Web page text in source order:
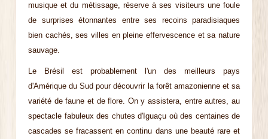
musique et du métissage, réserve à ses visiteurs une foule
de surprises étonnantes entre ses recoins paradisiaques
bien cachés, ses villes en pleine effervescence et sa nature
sauvage.
Le Brésil est probablement l'un des meilleurs pays
d'Amérique du Sud pour découvrir la forêt amazonienne et sa
variété de faune et de flore. On y assistera, entre autres, au
spectacle fabuleux des chutes d'Iguaçu où des centaines de
cascades se fracassent en continu dans une beauté rare et